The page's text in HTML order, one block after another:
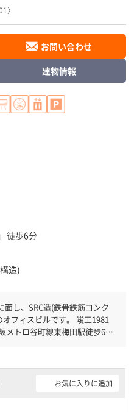
〉
」徒歩6分
造)
お問い合わせ
建物情報
し、SRC造(鉄骨鉄筋コンク
スビルです。 竣工1981
メトロ谷町線東梅田駅徒歩6分
になりますので時間帯を気にせ
で、車を利用されるお客様に
お気に入りに追加